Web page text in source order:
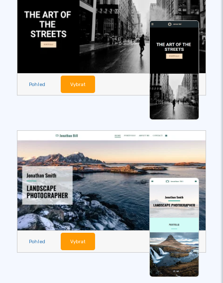
Pohled Vybrat
Pohled Vybrat